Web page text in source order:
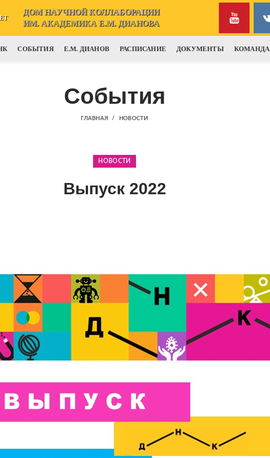
ДОМ НАУЧНОЙ КОЛЛАБОРАЦИИ
ИМ. АКАДЕМИКА Е.М. ДИАНОВА
СОБЫТИЯ Е.М. ДИАНОВ РАСПИСАНИЕ ДОКУМЕНТЫ КОМАНДА
События
ГЛАВНАЯ НОВОСТИ
НОВОСТИ
Выпуск 2022